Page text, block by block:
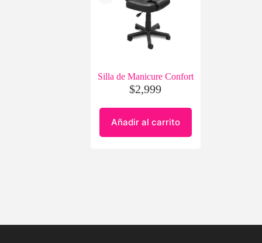
Silla de Manicure Confort
$2,999
Añadir al carrito